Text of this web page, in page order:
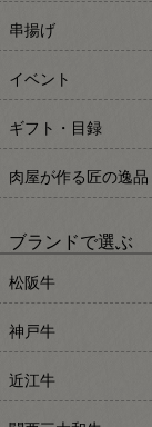
串揚げ
イベント
ギフト・目録
肉屋が作る匠の逸品
ブランドで選ぶ
松阪牛
神戸牛
近江牛